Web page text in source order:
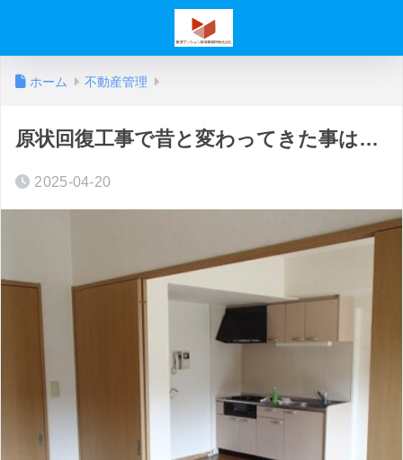
ホーム 不動産管理
原状回復工事で昔と変わってきた事は…
2025-04-20